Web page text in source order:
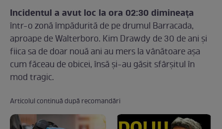
Incidentul a avut loc la ora 02:30 dimineața
într-o zonă împădurită de pe drumul Barracada,
aproape de Walterboro. Kim Drawdy de 30 de ani și
fiica sa de doar nouă ani au mers la vânătoare așa
cum făceau de obicei, însă și-au găsit sfârșitul în
mod tragic.
Articolul continuă după recomandări